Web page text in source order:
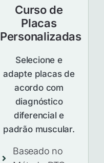
Curso de
Placas
Personalizadas
Selecione e
adapte placas de
acordo com
diagnóstico
diferencial e
padrão muscular.
Baseado no